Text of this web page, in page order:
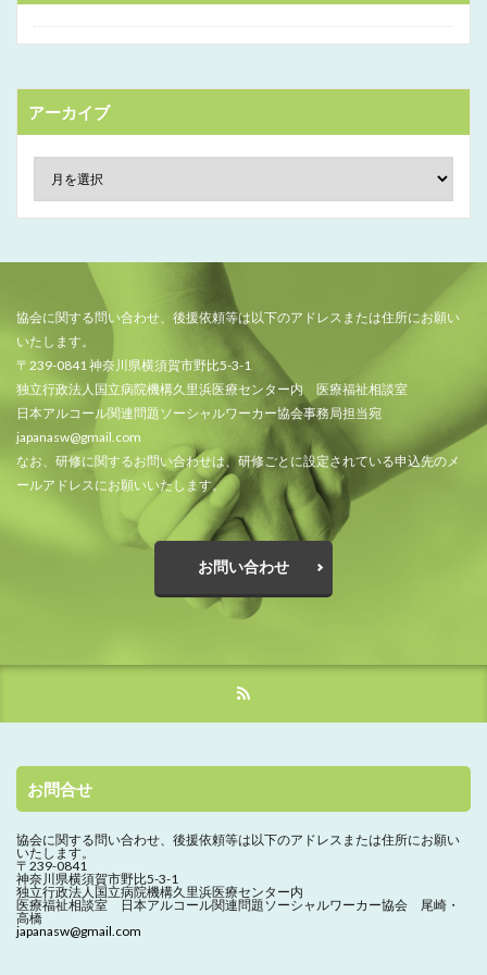
アーカイブ
協会に関する問い合わせ、後援依頼等は以下のアドレスまたは住所にお願い
いたします。
〒239-0841 神奈川県横須賀市野比5-3-1
独立行政法人国立病院機構久里浜医療センター内 医療福祉相談室
日本アルコール関連問題ソーシャルワーカー協会事務局担当宛
japanasw@gmail.com
なお、研修に関するお問い合わせは、研修ごとに設定されている申込先のメ
ールアドレスにお願いいたします。
お問い合わせ
お問合せ
協会に関する問い合わせ、 後援依頼等は以下のアドレスまたは住所にお願い
いたします。
〒239-0841
神奈川県横須賀市野比5-3-1
独立行政法人国立病院機構久里浜医療センター内
医療福祉相談室 日本アルコール関連問題ソーシャルワーカー協会 尾崎・
高橋
japanasw@gmail.com